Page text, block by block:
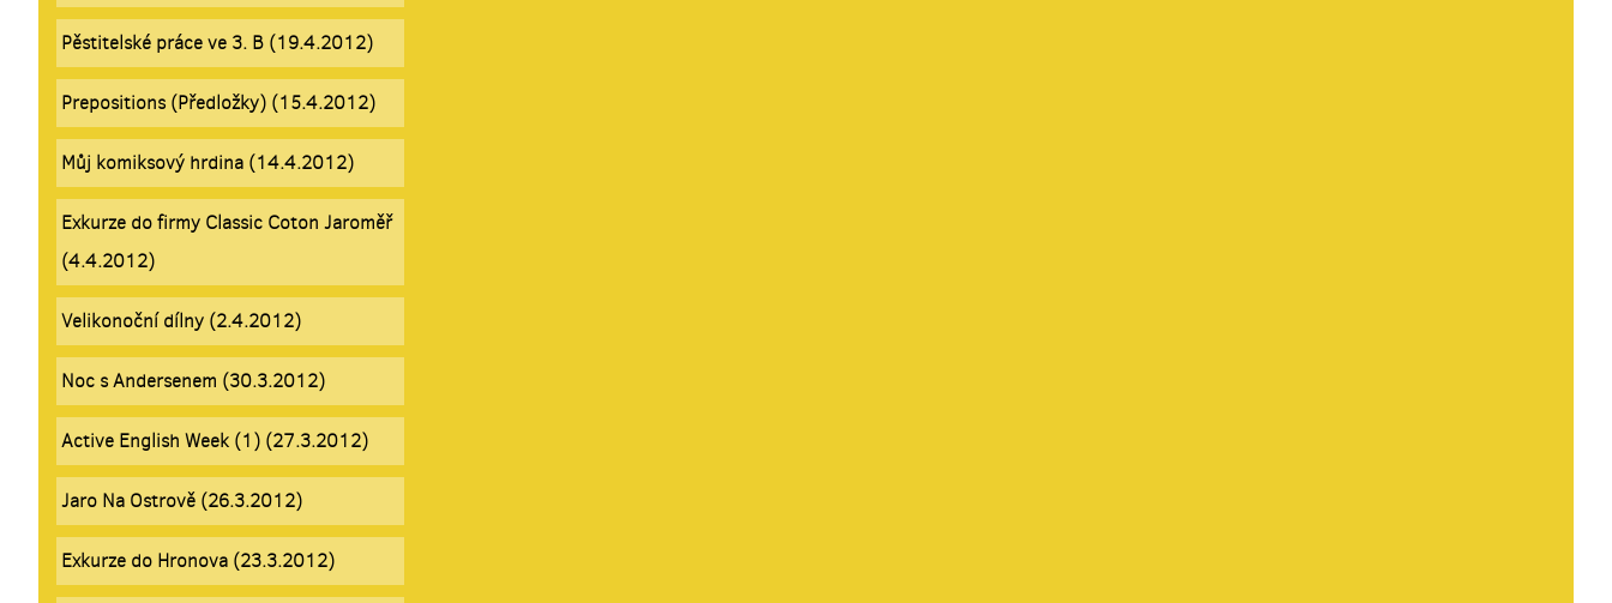
Pěstitelské práce ve 3. B (19.4.2012)
Prepositions (Předložky) (15.4.2012)
Můj komiksový hrdina (14.4.2012)
Exkurze do firmy Classic Coton Jaroměř
(4.4.2012)
Velikonoční dílny (2.4.2012)
Noc s Andersenem (30.3.2012)
Active English Week (1) (27.3.2012)
Jaro Na Ostrově (26.3.2012)
Exkurze do Hronova (23.3.2012)